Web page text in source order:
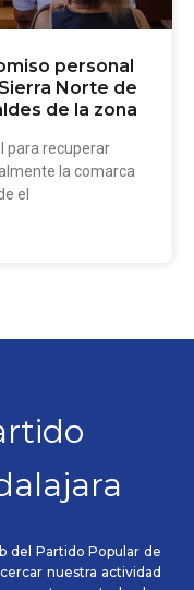
personal
Norte de
de la zona
para recuperar
la comarca
el
del Partido Popular de
nuestra actividad